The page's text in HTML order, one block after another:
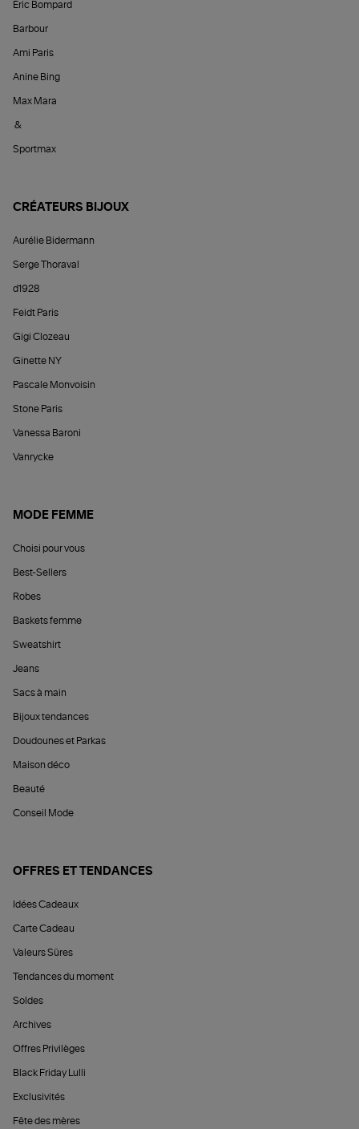
Éric Bompard
Barbour
Ami Paris
Anine Bing
Max Mara
&
Sportmax
CRÉATEURS BIJOUX
Aurélie Bidermann
Serge Thoraval
d1928
Feidt Paris
Gigi Clozeau
Ginette NY
Pascale Monvoisin
Stone Paris
Vanessa Baroni
Vanrycke
MODE FEMME
Choisi pour vous
Best-Sellers
Robes
Baskets femme
Sweatshirt
Jeans
Sacs à main
Bijoux tendances
Doudounes et Parkas
Maison déco
Beauté
Conseil Mode
OFFRES ET TENDANCES
Idées Cadeaux
Carte Cadeau
Valeurs Sûres
Tendances du moment
Soldes
Archives
Offres Privilèges
Black Friday Lulli
Exclusivités
Fête des mères